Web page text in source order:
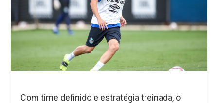
Com time definido e estratégia treinada, o